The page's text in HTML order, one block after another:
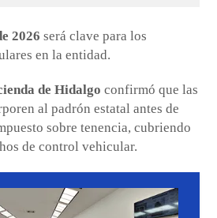
2026 será clave para los
en la entidad.
de Hidalgo confirmó que las
al padrón estatal antes de
sobre tenencia, cubriendo
de control vehicular.